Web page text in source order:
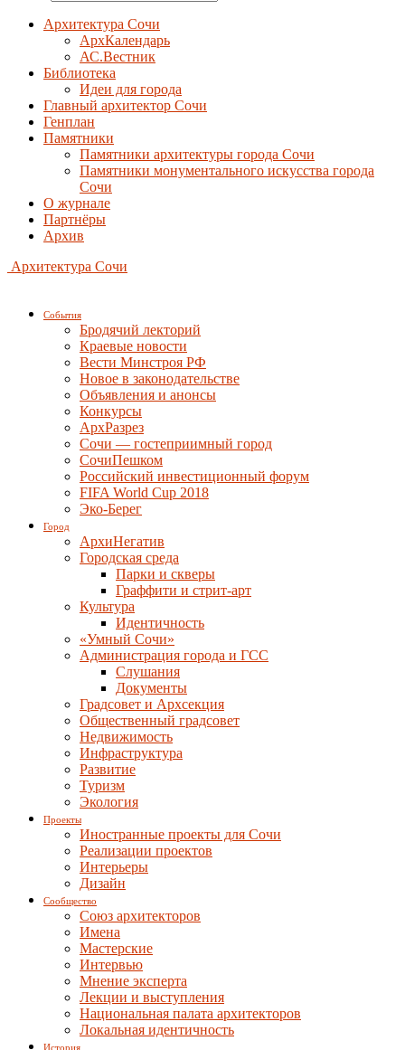
Архитектура Сочи
АрхКалендарь
АС.Вестник
Библиотека
Идеи для города
Главный архитектор Сочи
Генплан
Памятники
Памятники архитектуры города Сочи
Памятники монументального искусства города
Сочи
О журнале
Партнёры
Архив
Архитектура Сочи
События
Бродячий лекторий
Краевые новости
Вести Минстроя РФ
Новое в законодательстве
Объявления и анонсы
Конкурсы
АрхРазрез
Сочи — гостеприимный город
СочиПешком
Российский инвестиционный форум
FIFA World Cup 2018
Эко-Берег
Город
АрхиНегатив
Городская среда
Парки и скверы
Граффити и стрит-арт
Культура
Идентичность
«Умный Сочи»
Администрация города и ГСС
Слушания
Документы
Градсовет и Архсекция
Общественный градсовет
Недвижимость
Инфраструктура
Развитие
Туризм
Экология
Проекты
Иностранные проекты для Сочи
Реализации проектов
Интерьеры
Дизайн
Сообщество
Союз архитекторов
Имена
Мастерские
Интервью
Мнение эксперта
Лекции и выступления
Национальная палата архитекторов
Локальная идентичность
История